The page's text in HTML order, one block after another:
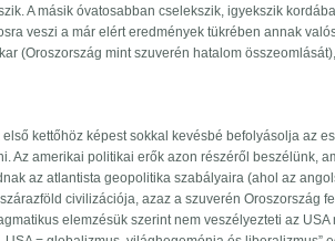
A másik óvatosabban cselekszik, igyekszik
veszi a már elért eredmények tükrében annak
(Oroszország mint szuverén hatalom
kettőhöz képest sokkal kevésbé befolyásolja az
Az amerikai politikai erők azon részéről beszélünk,
az atlantista geopolitika szabályaira (ahol az
civilizációja, azaz a szuverén Oroszország
elemzésük szerint nem veszélyezteti az